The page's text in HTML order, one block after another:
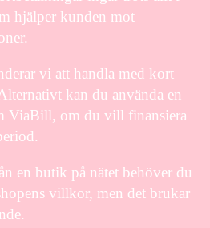
hjälper kunden mot
vi att handla med kort
kan du använda en
ViaBill, om du vill finansiera
en butik på nätet behöver du
villkor, men det brukar